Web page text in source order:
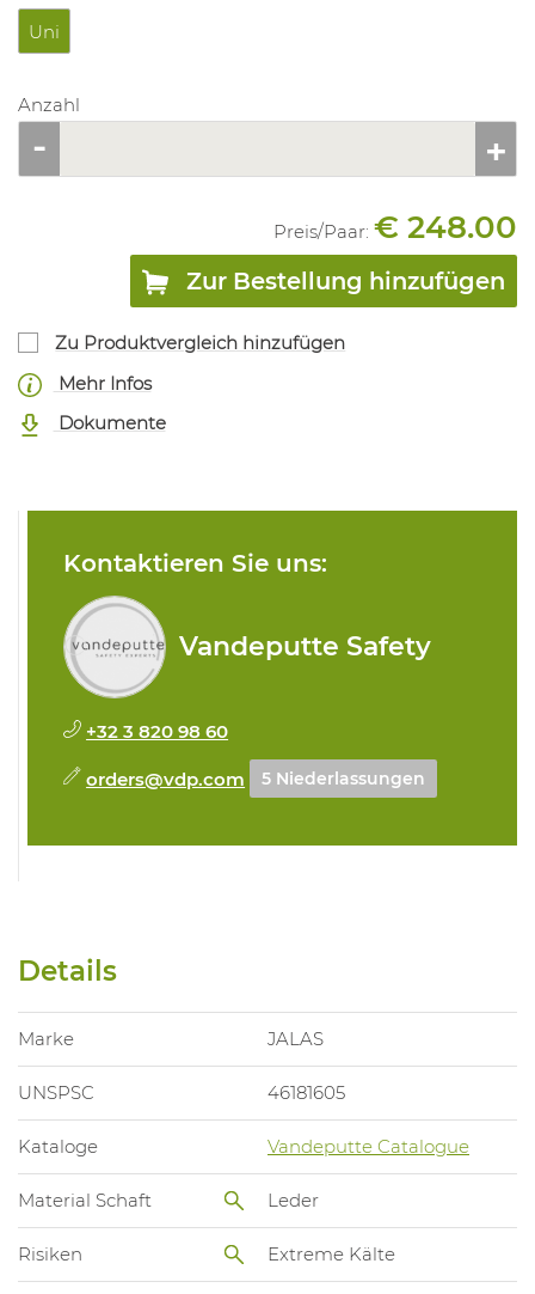
Uni
Anzahl
Preis/Paar: € 248.00
Zur Bestellung hinzufügen
Zu Produktvergleich hinzufügen
Mehr Infos
Dokumente
Kontaktieren Sie uns:
Vandeputte Safety
+32 3 820 98 60
orders@vdp.com 5 Niederlassungen
Details
Marke JALAS
UNSPSC 46181605
Kataloge Vandeputte Catalogue
Material Schaft Leder
Risiken Extreme Kälte